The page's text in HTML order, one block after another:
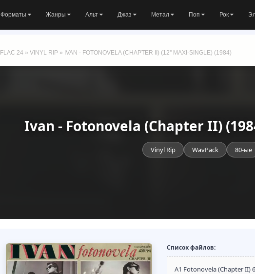
Форматы Жанры Альт Джаз Метал Поп Рок
FLAC 24 » VINYL RIP » IVAN - FOTONOVELA (CHAPTER II) (12'' MAXI-SINGLE) (1984)
Ivan - Fotonovela (Chapter II)
Vinyl Rip WavPack 80-ые
Список файлов:
A1 Fotonovela (Chapter II)